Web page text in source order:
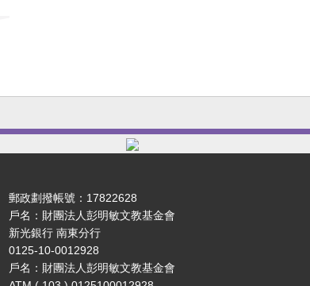
郵政劃撥帳號：17822628
戶名：財團法人彭明敏文教基金會
新光銀行 南東分行
0125-10-0012928
戶名：財團法人彭明敏文教基金會